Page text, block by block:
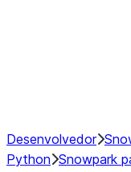
Desenvolvedor
Python Snowpark